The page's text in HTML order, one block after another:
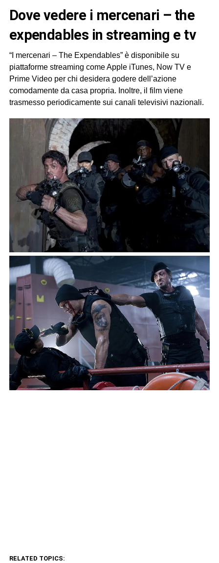
dove vedere i mercenari – the
expendables in streaming e tv
“I mercenari – The Expendables” è disponibile su
piattaforme streaming come Apple iTunes, Now TV e
Prime Video per chi desidera godere dell’azione
comodamente da casa propria. Inoltre, il film viene
trasmesso periodicamente sui canali televisivi nazionali.
RELATED TOPICS: